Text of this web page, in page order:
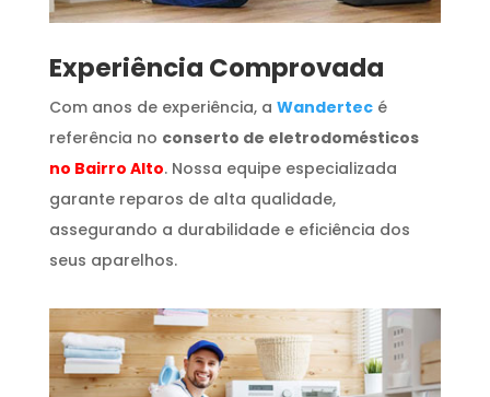
​Experiência Comprovada
Com anos de experiência, a Wandertecé
referência no conserto de eletrodomésticos
no Bairro Alto. Nossa equipe especializada
garante reparos de alta qualidade,
assegurando a durabilidade e eficiência dos
seus aparelhos.